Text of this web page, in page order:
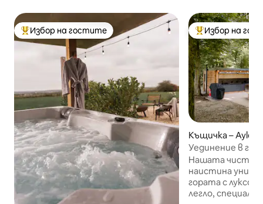
Най-популярен избор на гостите
Избор на гостите Най-популярен
Избор на
Къщичка –
Уединение в
хидромасажна
Нашата чисто
наистина
гората с
легло,